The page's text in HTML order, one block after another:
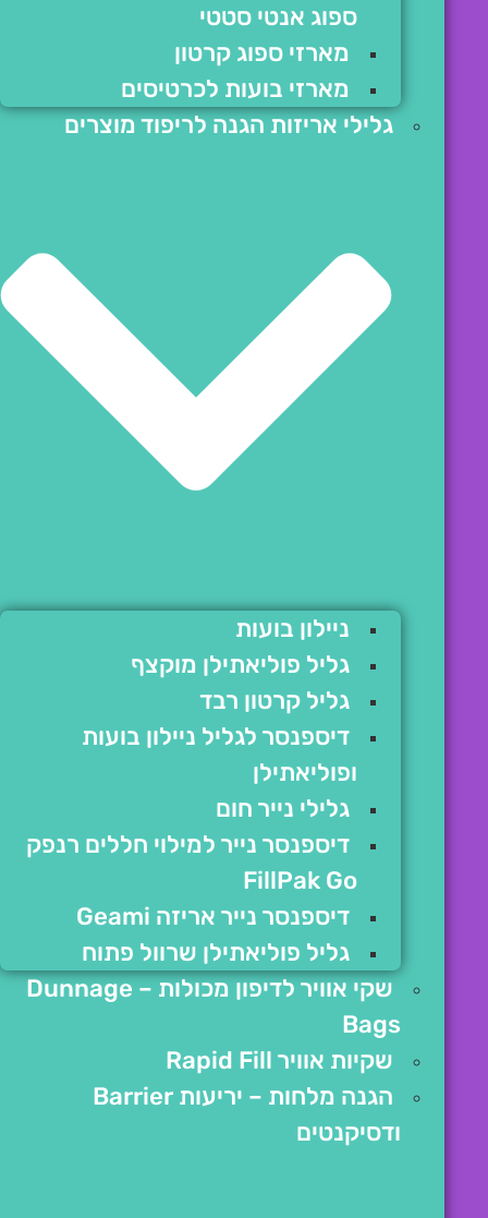
ספוג אנטי סטטי
מארזי ספוג קרטון
מארזי בועות לכרטיסים
גלילי אריזות הגנה לריפוד מוצרים
ניילון בועות
גליל פוליאתילן מוקצף
גליל קרטון רבד
דיספנסר לגליל ניילון בועות
ופוליאתילן
גלילי נייר חום
דיספנסר נייר למילוי חללים רנפק
FillPak Go
דיספנסר נייר אריזה Geami
גליל פוליאתילן שרוול פתוח
שקי אוויר לדיפון מכולות – Dunnage
Bags
שקיות אוויר Rapid Fill
הגנה מלחות – יריעות Barrier
ודסיקנטים